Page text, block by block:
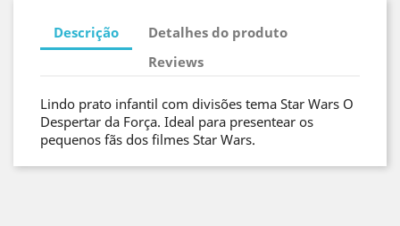
Descrição
Detalhes do produto
Reviews
Lindo prato infantil com divisões tema Star Wars O
Despertar da Força. Ideal para presentear os
pequenos fãs dos filmes Star Wars.